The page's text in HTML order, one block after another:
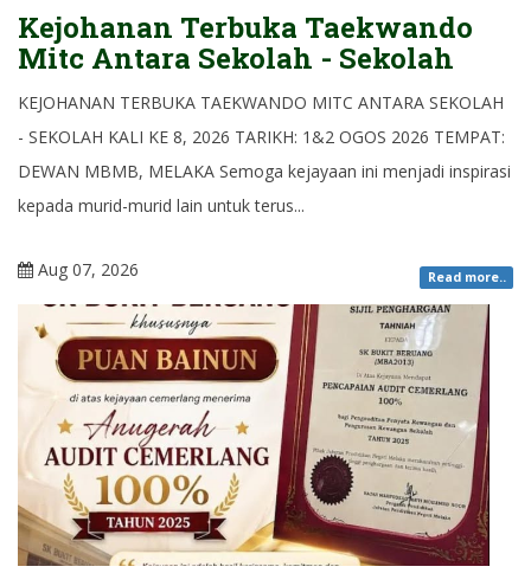
Kejohanan Terbuka Taekwando
Mitc Antara Sekolah - Sekolah
KEJOHANAN TERBUKA TAEKWANDO MITC ANTARA SEKOLAH
- SEKOLAH KALI KE 8, 2026 TARIKH: 1&2 OGOS 2026 TEMPAT:
DEWAN MBMB, MELAKA Semoga kejayaan ini menjadi inspirasi
kepada murid-murid lain untuk terus...
Read more..
Aug 07, 2026